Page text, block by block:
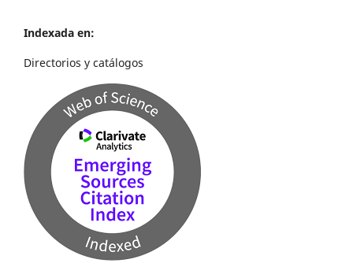
Indexada en:
Directorios y catálogos